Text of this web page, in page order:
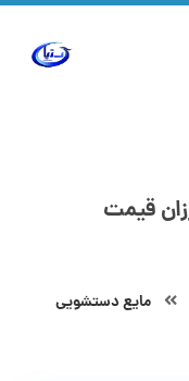
قیمت
مایع دستشویی